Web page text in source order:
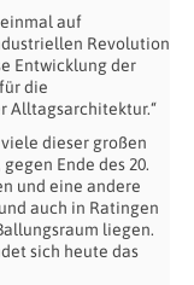
auf
Revolution
Entwicklung der
die
Alltagsarchitektur.“
dieser großen
Ende des 20.
und eine andere
auch in Ratingen
liegen.
sich heute das